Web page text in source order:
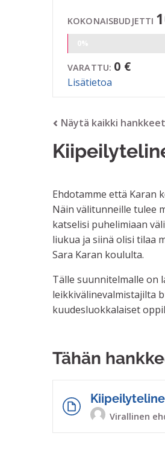
KOKONAISBUDJETTI
VARATTU: 0 €
Lisätietoa
Näytä kaikki hankkeet
Ehdotamme että Karan
Näin välitunneille tulee
katselisi puhelimiaan
liukua ja siinä olisi tilaa
Sara Karan koululta.
Tälle suunnitelmalle on
leikkivälinevalmistajilta
kuudesluokkalaiset
Tähän
Virallinen